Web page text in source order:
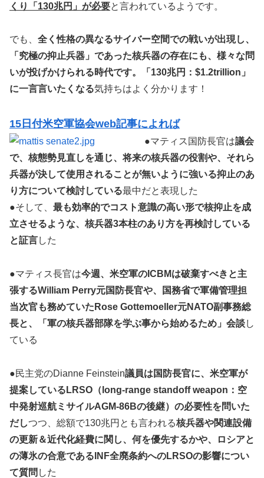
くり「130兆円」が必要と言われているようです。
でも、 全く性格の異なるサイバー空間での戦いが出現し、
「究極の抑止兵器」であった核兵器の存在にも、様々な問
いが投げかけられる時代です。「130兆円：$1.2trillion」
に一言言いたくなる気持ちはよく分かります！
15日付米空軍協会web記事によれば
●マティス国防長官は議会
で、核態勢見直しを通じ、将来の核兵器の役割や、それら
兵器が決して使用されることが無いように強いる抑止のあ
り方について検討している最中だと表現した
●そして、 最も効率的でコスト意識の高い形で核抑止を成
立させるような、核兵器3本柱のあり方を再検討している
と証言した
●マティス長官は今週、米空軍のICBMは破棄すべきと主
張するWilliam Perry元国防長官や、国務省で軍備管理担
当次官も務めていたRose Gottemoeller元NATO副事務総
長と、「軍の核兵器部隊を学ぶ事から始めるため」会談し
ている
●民主党のDianne Feinstein議員は国防長官に、米空軍が
提案しているLRSO（long-range standoff weapon：空
中発射巡航ミサイルAGM-86Bの後継）の必要性を問いた
だしつつ、総額で130兆円とも言われる核兵器や関連設備
の更新＆近代化経費に関し、何を優先するかや、ロシアと
の薄氷の合意であるINF全廃条約へのLRSOの影響につい
て質問 した